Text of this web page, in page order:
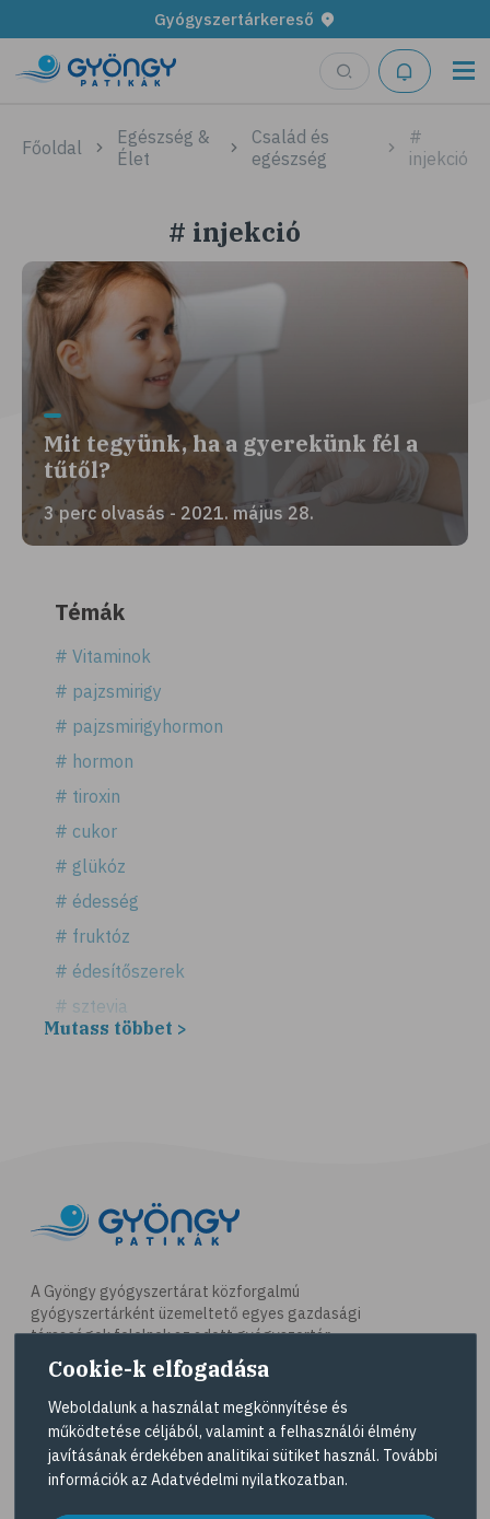
Gyógyszertárkereső
Főoldal
Egészség &
Élet
Család és
egészség
#
injekció
# injekció
Mit tegyünk, ha a gyerekünk fél a
tűtől?
3 perc olvasás - 2021. május 28.
Témák
# Vitaminok
# pajzsmirigy
# pajzsmirigyhormon
# hormon
# tiroxin
# cukor
# glükóz
# édesség
# fruktóz
# édesítőszerek
# sztevia
# fogadalom
# célkitűzés
# étkezési napló
# hal
# egészséges táplálkozás
# omega-3
# A-vitamin
# ásványi anyagok
Mutass többet >
A Gyöngy gyógyszertárat közforgalmú
gyógyszertárként üzemeltető egyes gazdasági
társaságok felelnek az adott gyógyszertár
működésért. A Gyöngy gyógyszertárak listáját és
elérhetőségeit a Gyógyszertár kereső
tekintheti meg.
Navigáció
Cookie-k elfogadása
Weboldalunk a használat megkönnyítése és
működtetése céljából, valamint a felhasználói élmény
javításának érdekében analitikai sütiket használ. További
információk az Adatvédelmi nyilatkozatban.